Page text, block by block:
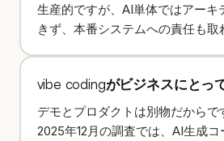
生産的ですが、AI単体ではアーキ
きず、本番システムへの責任も取
vibe codingがビジネスにとっ
デモとプロダクトは別物だから
2025年12月の調査では、AI生成